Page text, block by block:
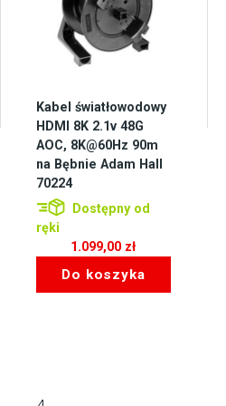
Kabel światłowodowy
HDMI 8K 2.1v 48G
AOC, 8K@60Hz 90m
na Bębnie Adam Hall
70224
Dostępny od
ręki
1.099,00 zł
Do koszyka